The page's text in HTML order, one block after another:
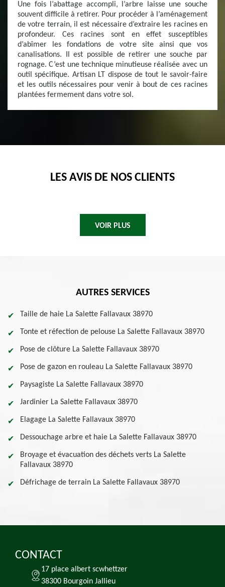
Une fois l’abattage accompli, l’arbre laisse une souche
souvent difficile à retirer. Pour procéder à l’aménagement
de votre terrain, il est nécessaire d’extraire les racines en
profondeur. Ces racines sont en effet susceptibles
d’abîmer les fondations de votre site ainsi que vos
canalisations. Il est possible de retirer une souche par
rognage. C’est une technique minutieuse réalisée avec un
outil spécifique. Artisan LT dispose de tout le savoir-faire
et les outils nécessaires pour venir à bout de ces racines
plantées fermement dans votre sol.
LES AVIS DE NOS CLIENTS
VOIR PLUS
AUTRES SERVICES
Taille de haie La Salette Fallavaux 38970
Tonte et réfection de pelouse La Salette Fallavaux 38970
Pose de clôture La Salette Fallavaux 38970
Pose de gazon en rouleau La Salette Fallavaux 38970
Paysagiste La Salette Fallavaux 38970
Jardinier La Salette Fallavaux 38970
Elagage La Salette Fallavaux 38970
Dessouchage arbre et haie La Salette Fallavaux 38970
Broyage et évacuation des déchets verts La Salette
Fallavaux 38970
Défrichage de terrain La Salette Fallavaux 38970
CONTACT
17 place albert scwhettzer
38300 Bourgoin Jallieu